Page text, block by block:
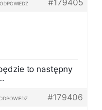
#179405
to następny
#179406